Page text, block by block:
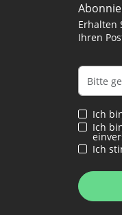
Erhalten
Ihren
Ich
Ich
Ich